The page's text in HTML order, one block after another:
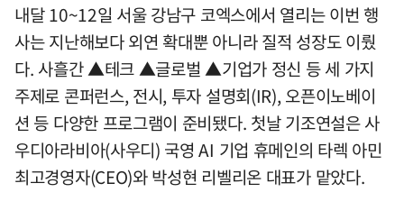
내달 10~12일 서울 강남구 코엑스에서 열리는 이번 행
사는 지난해보다 외연 확대뿐 아니라 질적 성장도 이뤘
다. 사흘간 ▲테크 ▲글로벌 ▲기업가 정신 등 세 가지
주제로 콘퍼런스, 전시, 투자 설명회(IR), 오픈이노베이
션 등 다양한 프로그램이 준비됐다. 첫날 기조연설은 사
우디아라비아(사우디) 국영 AI 기업 휴메인의 타렉 아민
최고경영자(CEO)와 박성현 리벨리온 대표가 맡았다.